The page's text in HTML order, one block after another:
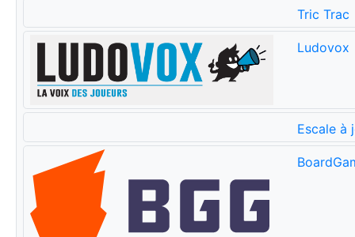
Tric Trac
Ludovox
Escale à